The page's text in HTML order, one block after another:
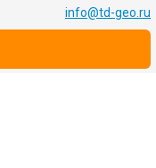
info@td-geo.ru